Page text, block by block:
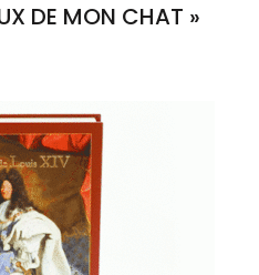
DE MON CHAT »